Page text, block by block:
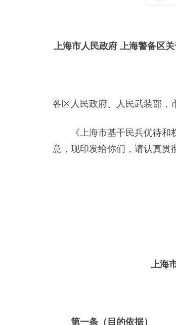
上海市人民政府 上海警备区
各区人民政府、人民武装部，
《上海市基干民兵优待和权
意，现印发给你们，请认真贯
上海
第一条（目的依据）